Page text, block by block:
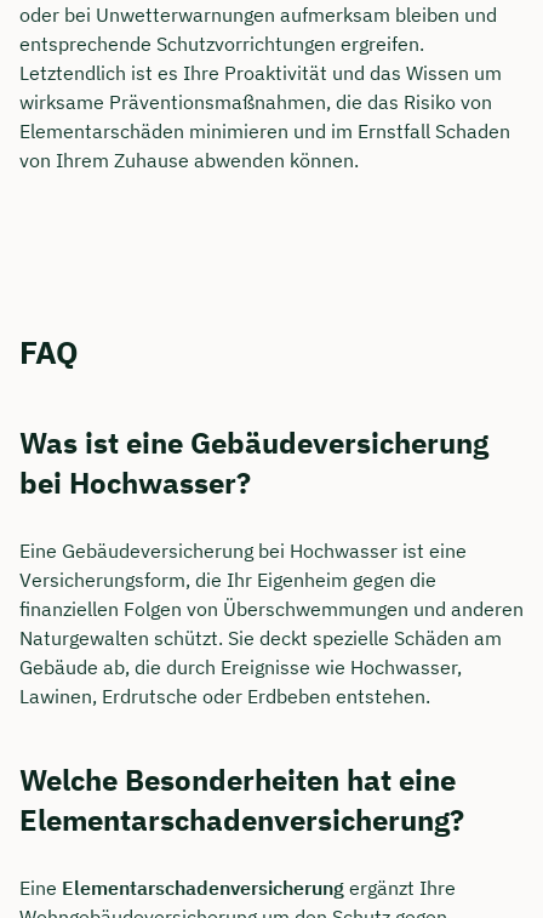
oder bei Unwetterwarnungen aufmerksam bleiben und
entsprechende Schutzvorrichtungen ergreifen.
Letztendlich ist es Ihre Proaktivität und das Wissen um
wirksame Präventionsmaßnahmen, die das Risiko von
Elementarschäden minimieren und im Ernstfall Schaden
von Ihrem Zuhause abwenden können.
FAQ
Was ist eine Gebäudeversicherung
bei Hochwasser?
Eine Gebäudeversicherung bei Hochwasser ist eine
Versicherungsform, die Ihr Eigenheim gegen die
finanziellen Folgen von Überschwemmungen und anderen
Naturgewalten schützt. Sie deckt spezielle Schäden am
Gebäude ab, die durch Ereignisse wie Hochwasser,
Lawinen, Erdrutsche oder Erdbeben entstehen.
Welche Besonderheiten hat eine
Elementarschadenversicherung?
Eine Elementarschadenversicherung ergänzt Ihre